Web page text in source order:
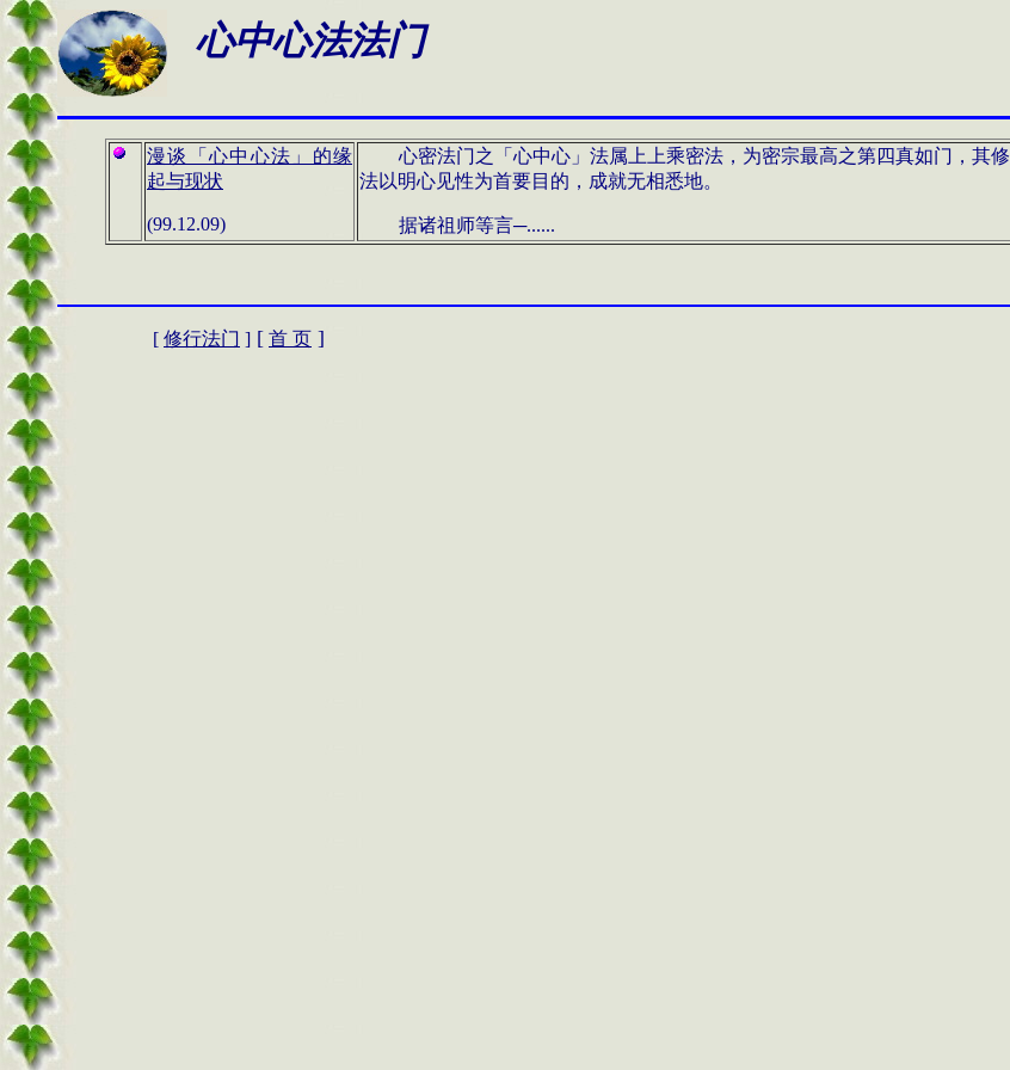
心中心法法门
漫谈「心中心法」的缘
起与现状
(99.12.09)
心密法门之「心中心」法属上上乘密法，为密宗最高之第四真如门，其修
法以明心见性为首要目的，成就无相悉地。
据诸祖师等言─......
[ 修行法门 ] [ 首 页 ]